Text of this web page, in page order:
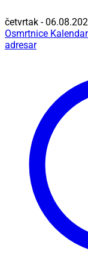
četvrtak -
Osmrtnice
adresar